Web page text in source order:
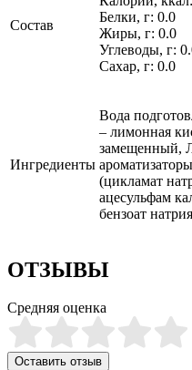
Состав
Белки, г: 0.0
Жиры, г: 0.0
Углеводы, г:
Сахар, г: 0.0
Ингредиенты
Вода
– лимонная
замещенный,
(цикламат
ацесульфам
бензоат
ОТЗЫВЫ
Средняя оценка
Оставить отзыв